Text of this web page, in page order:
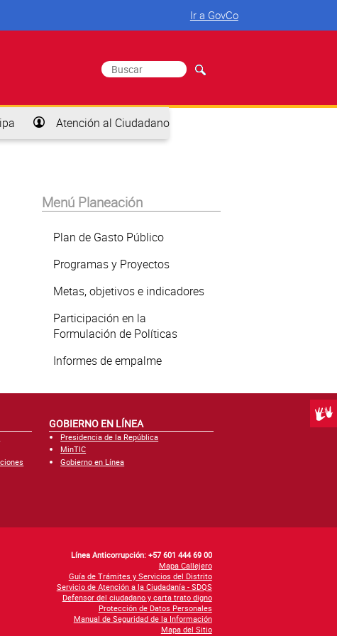
Ir a GovCo
Formulario de búsqueda
Buscar
Atención al Ciudadano
Menú Planeación
Plan de Gasto Público
Programas y Proyectos
Metas, objetivos e indicadores
Participación en la
Formulación de Políticas
Informes de empalme
GOBIERNO EN LÍNEA
Presidencia de la República
MinTIC
Gobierno en Línea
Línea Anticorrupción: +57 601 444 69 00
Mapa Callejero
Guía de Trámites y Servicios del Distrito
Servicio de Atención a la Ciudadanía - SDQS
Defensor del ciudadano y carta trato digno
Protección de Datos Personales
Manual de Seguridad de la Información
Mapa del Sitio